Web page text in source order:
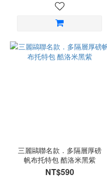
三麗鷗聯名款．多隔層厚磅
帆布托特包 酷洛米黑紫
NT$590